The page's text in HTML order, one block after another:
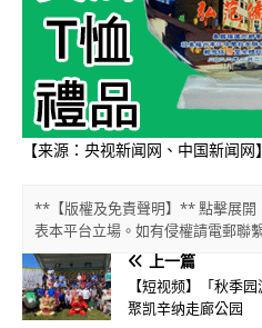
【来源：央视新闻网、中国新闻网】
**【版權及免責聲明】** 點擊展開
表本平台立場。如有侵權請電郵聯
上一篇
【短视频】「秋季
聚凯辛纳走廊公园